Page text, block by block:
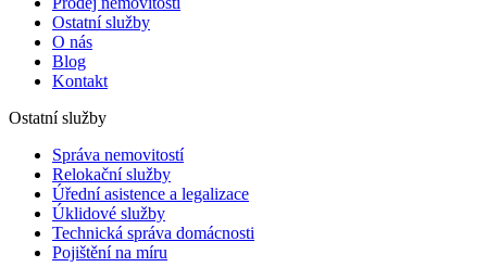
Ostatní služby
O nás
Blog
Kontakt
Ostatní služby
Správa nemovitostí
Relokační služby
Úřední asistence a legalizace
Úklidové služby
Technická správa domácnosti
Pojištění na míru